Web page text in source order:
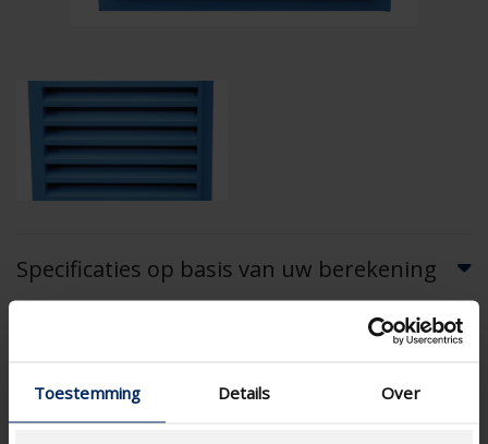
Toestemming Details Over
Specificaties op basis van uw berekening